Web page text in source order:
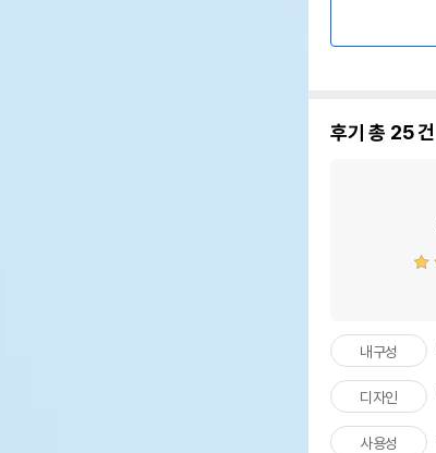
후기 총 25건
내구성
디자인
사용성